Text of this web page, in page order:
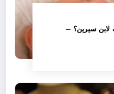
سيرين؟ –